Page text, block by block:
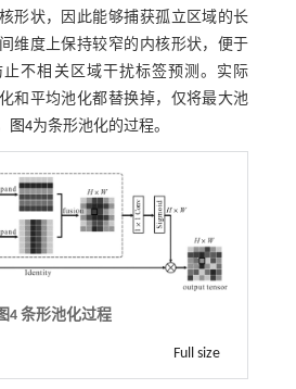
形状，因此能够捕获孤立区域的长
维度上保持较窄的内核形状，便于
不相关区域干扰标签预测。实际
和平均池化都替换掉，仅将最大池
图4为条形池化的过程。
4 条形池化过程
Full size